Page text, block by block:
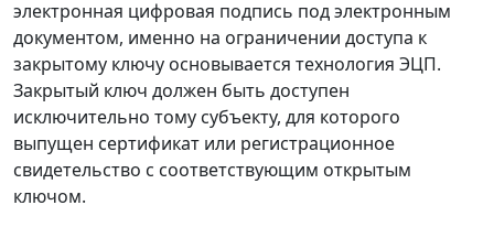
электронная цифровая подпись под электронным
документом, именно на ограничении доступа к
закрытому ключу основывается технология ЭЦП.
Закрытый ключ должен быть доступен
исключительно тому субъекту, для которого
выпущен сертификат или регистрационное
свидетельство с соответствующим открытым
ключом.